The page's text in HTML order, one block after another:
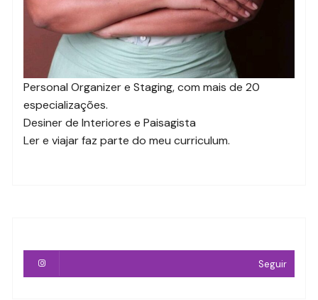
Personal Organizer e Staging, com mais de 20
especializações.
Desiner de Interiores e Paisagista
Ler e viajar faz parte do meu curriculum.
Seguir